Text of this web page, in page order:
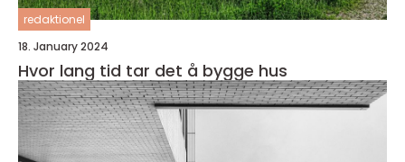
redaktionel
18. January 2024
Hvor lang tid tar det å bygge hus